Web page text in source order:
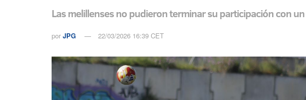
Las melillenses no pudieron terminar su participación con
por JPG 22/03/2026 16:39 CET